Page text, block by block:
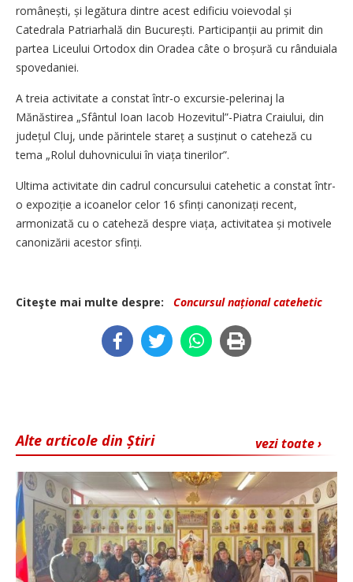
româ­nești, și legătura dintre acest edificiu voievodal și
Catedrala Patriarhală din București. Parti­cipanții au primit din
partea Liceului Ortodox din Oradea câte o broșură cu rânduiala
spovedaniei.
A treia activitate a constat într-o excursie-pelerinaj la
Mănăstirea „Sfântul Ioan Iacob Hozevitul”-Piatra Craiului, din
județul Cluj, unde părintele stareț a susținut o cateheză cu
tema „Rolul duhovnicului în viața tinerilor”.
Ultima activitate din cadrul concursului catehetic a constat într-
o expoziție a icoanelor celor 16 sfinți canonizați recent,
armonizată cu o cateheză despre viața, activitatea și motivele
canonizării acestor sfinți.
Citeşte mai multe despre: Concursul național catehetic
vezi toate ›
Alte articole din Știri